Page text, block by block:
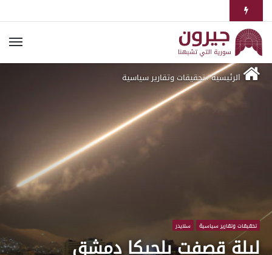
الرئيسية/تحقيقات وتقارير سياسية
تحقيقات وتقارير سياسية سلايدر
ليلة قصفت بلجيكا دمشق